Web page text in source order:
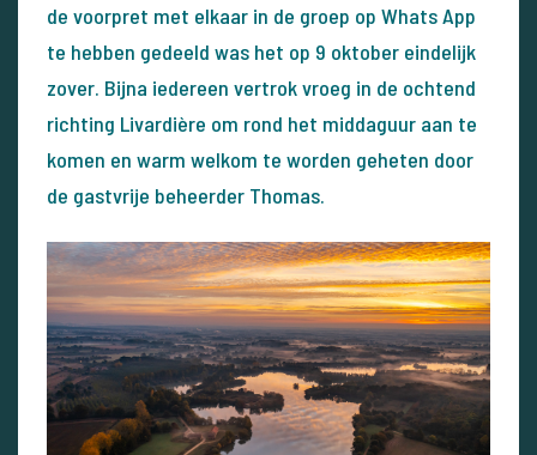
de voorpret met elkaar in de groep op Whats App
te hebben gedeeld was het op 9 oktober eindelijk
zover. Bijna iedereen vertrok vroeg in de ochtend
richting Livardière om rond het middaguur aan te
komen en warm welkom te worden geheten door
de gastvrije beheerder Thomas.